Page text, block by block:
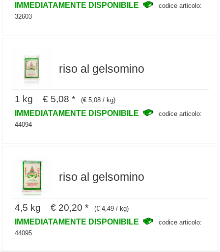
IMMEDIATAMENTE DISPONIBILE
codice articolo:
32603
riso al gelsomino
1 kg € 5,08 * (€ 5,08 / kg)
IMMEDIATAMENTE DISPONIBILE
codice articolo:
44094
riso al gelsomino
4,5 kg € 20,20 * (€ 4,49 / kg)
IMMEDIATAMENTE DISPONIBILE
codice articolo:
44095